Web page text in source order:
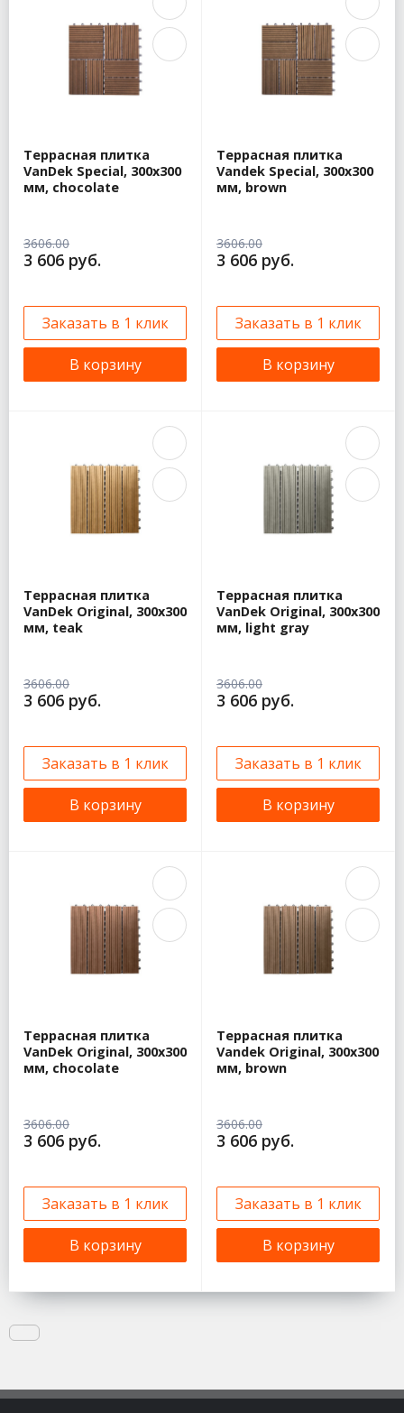
Террасная плитка
VanDek Special, 300x300
мм, chocolate
3606.00
3 606 руб.
Заказать в 1 клик
В корзину
Террасная плитка
Vandek Special, 300x300
мм, brown
3606.00
3 606 руб.
Заказать в 1 клик
В корзину
Террасная плитка
VanDek Original, 300x300
мм, teak
3606.00
3 606 руб.
Заказать в 1 клик
В корзину
Террасная плитка
VanDek Original, 300x300
мм, light gray
3606.00
3 606 руб.
Заказать в 1 клик
В корзину
Террасная плитка
VanDek Original, 300x300
мм, chocolate
3606.00
3 606 руб.
Заказать в 1 клик
В корзину
Террасная плитка
Vandek Original, 300x300
мм, brown
3606.00
3 606 руб.
Заказать в 1 клик
В корзину